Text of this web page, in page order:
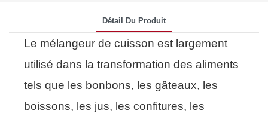
Détail Du Produit
Le mélangeur de cuisson est largement
utilisé dans la transformation des aliments
tels que les bonbons, les gâteaux, les
boissons, les jus, les confitures, les